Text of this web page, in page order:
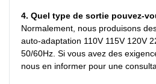
4. Quel type de sortie pouvez-
Normalement, nous produisons
auto-adaptation 110V 115V 120V
50/60Hz. Si vous avez des
nous en informer pour une